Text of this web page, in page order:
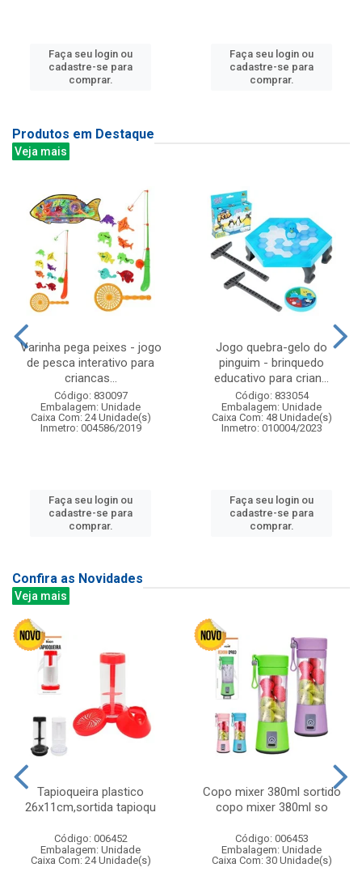
Faça seu login ou
cadastre-se para
comprar.
Faça seu login ou
cadastre-se para
comprar.
Produtos em Destaque
Veja mais
Varinha pega peixes - jogo
de pesca interativo para
criancas...
Código: 830097
Embalagem: Unidade
Caixa Com: 24 Unidade(s)
Inmetro: 004586/2019
Faça seu login ou
cadastre-se para
comprar.
Jogo quebra-gelo do
pinguim - brinquedo
educativo para crian...
Código: 833054
Embalagem: Unidade
Caixa Com: 48 Unidade(s)
Inmetro: 010004/2023
Faça seu login ou
cadastre-se para
comprar.
Confira as Novidades
Veja mais
Tapioqueira plastico
26x11cm,sortida tapioqu
Código: 006452
Embalagem: Unidade
Caixa Com: 24 Unidade(s)
Copo mixer 380ml sortido
copo mixer 380ml so
Código: 006453
Embalagem: Unidade
Caixa Com: 30 Unidade(s)